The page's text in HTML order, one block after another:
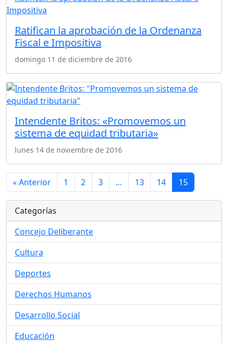
Ratifican la aprobación de la Ordenanza
Fiscal e Impositiva
domingo 11 de diciembre de 2016
Intendente Britos: «Promovemos un
sistema de equidad tributaria»
lunes 14 de noviembre de 2016
« Anterior 1 2 3 … 13 14 15
Categorías
Concejo Deliberante
Cultura
Deportes
Derechos Humanos
Desarrollo Social
Educación